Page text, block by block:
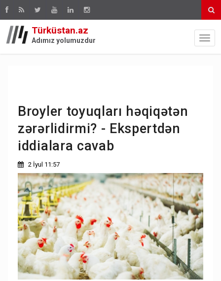
Türküstan.az
Adımız yolumuzdur
Broyler toyuqları həqiqətən
zərərlidirmi? - Ekspertdən
iddialara cavab
2 İyul 11:57